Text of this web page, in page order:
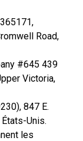
Road,
#645 439
Victoria,
847 E.
Unis.
les